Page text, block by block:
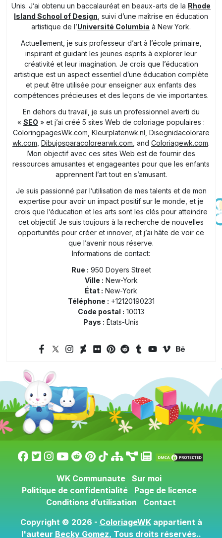
Unis. J’ai obtenu un baccalauréat en beaux-arts de la Rhode
Island School of Design , suivi d’une maîtrise en éducation
artistique de l’Université Columbia à New York.
Actuellement, je suis professeur d’art à l’école primaire,
inspirant et guidant les jeunes esprits à explorer leur
créativité et leur imagination. Je crois que l’éducation
artistique est un aspect essentiel d’une éducation complète
et peut être utilisée pour enseigner aux enfants des
compétences précieuses et des leçons de vie importantes.
En dehors du travail, je suis un professionnel averti du
« SEO » et j’ai créé 5 sites Web de coloriage populaires :
ColoringpagesWk.com Kleurplatenwk.nl Disegnidacolorare
wk.com Dibujosparacolorearwk.com , and Coloriagewk.com.
Mon objectif avec ces sites Web est de fournir des
ressources amusantes et engageantes pour que les enfants
apprennent l’art tout en s’amusant.
Je suis passionné par l’utilisation de mes talents et de mon
expertise pour avoir un impact positif sur le monde, et je
crois que l’éducation et les arts sont les clés pour atteindre
cet objectif. Je suis toujours à la recherche de nouvelles
opportunités pour créer et innover, et j’ai hâte de voir ce
que l’avenir nous réserve.
Informations de contact:
Rue : 950 Doyers Street
Ville : New-York
État : New-York
Téléphone : +12120190231
Code postal : 10013
Pays : États-Unis
WK Communaute
Sur moi
Politique de confidentialité
Page de licence
Conditions d’utilisation
Contact
Copyright © 2026 - ColoriageWKappartient à
l'auteur Becky Gomez, Tous droits réservés..